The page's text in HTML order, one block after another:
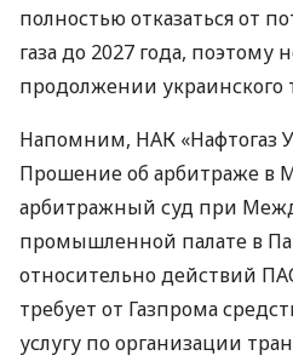
полностью отказаться от
газа до 2027 года, поэтому
продолжении украинского
Напомним, НАК «Нафтогаз
Прошение об арбитраже в
арбитражный суд при
промышленной палате в
относительно действий
требует от Газпрома
услугу по организации